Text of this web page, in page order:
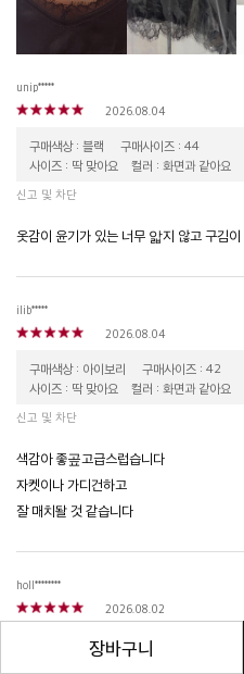
장바구니
unip*****
2026.08.04
구매색상 : 블랙
구매사이즈 : 44
사이즈 : 딱 맞아요
컬러 : 화면과 같아요
신고 및 차단
ilib*****
2026.08.04
구매색상 : 아이보리
구매사이즈 : 42
사이즈 : 딱 맞아요
컬러 : 화면과 같아요
신고 및 차단
색감아 좋곺고급스럽습니다
자켓이나 가디건하고
잘 매치돨 것 같습니다
holl********
2026.08.02
구매색상 : 블랙
구매사이즈 : 42